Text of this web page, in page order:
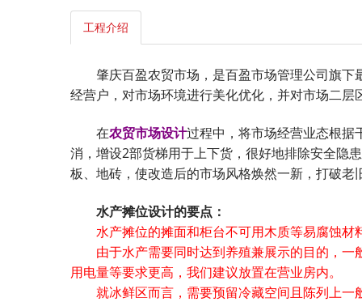
工程介绍
肇庆百盈农贸市场，是百盈市场管理公司旗下
经营户，对市场环境进行美化优化，并对市场二层
在农贸市场设计过程中，将市场经营业态根据
消，增设2部货梯用于上下货，很好地排除安全隐
板、地砖，使改造后的市场风格焕然一新，打破
水产摊位设计的要点：
水产摊位的摊面和柜台不可用木质等易腐蚀材
由于水产需要同时达到养殖兼展示的目的，一
用电量等要求更高，我们建议放置在营业房内。
就冰鲜区而言，需要预留冷藏空间且陈列上一